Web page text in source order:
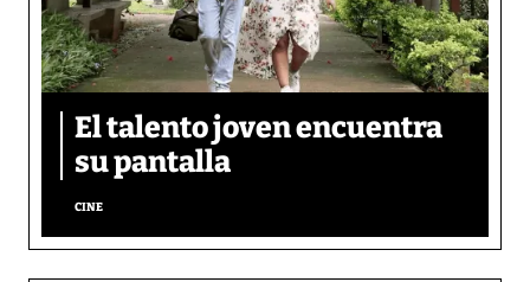
El talento joven encuentra
su pantalla​
CINE